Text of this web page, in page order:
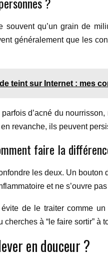
souvent qu’un grain de
généralement que les
teint sur Internet : mes
d’acné du
revanche, ils peuvent
faire la
les deux. Un
et ne s’ouvre
de le traiter comme
à “le faire sortir” à
en douceur ?